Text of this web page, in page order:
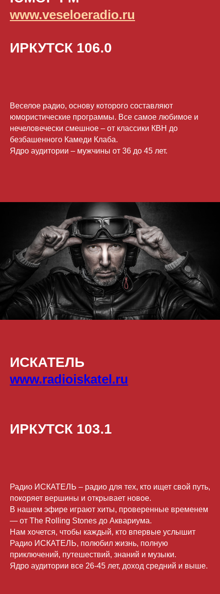
www.veseloeradio.ru
ИРКУТСК 106.0
Веселое радио, основу которого составляют
юмористические программы. Все самое любимое и
нечеловечески смешное – от классики КВН до
безбашенного Камеди Клаба.
Ядро аудитории – мужчины от 36 до 45 лет.
ИСКАТЕЛЬ
www.radioiskatel.ru
ИРКУТСК 103.1
Радио ИСКАТЕЛЬ – радио для тех, кто ищет свой путь,
покоряет вершины и открывает новое.
В нашем эфире играют хиты, проверенные временем
— от The Rolling Stones до Аквариума.
Нам хочется, чтобы каждый, кто впервые услышит
Радио ИСКАТЕЛЬ, полюбил жизнь, полную
приключений, путешествий, знаний и музыки.
Ядро аудитории все 26-45 лет, доход средний и выше.